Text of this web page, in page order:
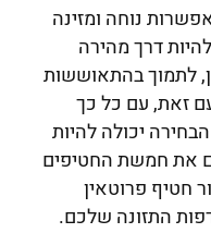
נוחה ומזינה
דרך מהירה
לתמוך בהתאוששות
זאת, עם כל כך
יכולה להיות
את חמשת החטיפים
חטיף פרוטאין
התזונה שלכם.